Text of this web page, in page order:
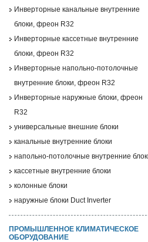
Инверторные канальные внутренние
блоки, фреон R32
Инверторные кассетные внутренние
блоки, фреон R32
Инверторные напольно-потолочные
внутренние блоки, фреон R32
Инверторные наружные блоки, фреон
R32
универсальные внешние блоки
канальные внутренние блоки
напольно-потолочные внутренние
кассетные внутренние блоки
колонные блоки
наружные блоки Duct Inverter
ПРОМЫШЛЕННОЕ КЛИМАТИЧЕСКОЕ
ОБОРУДОВАНИЕ